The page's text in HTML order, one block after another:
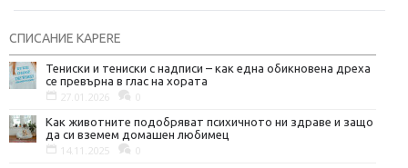
СПИСАНИЕ KAPERE
Тениски и тениски с надписи – как една обикновена дреха
се превърна в глас на хората
27.01.2026 0
Как животните подобряват психичното ни здраве и защо
да си вземем домашен любимец
14.11.2025 0